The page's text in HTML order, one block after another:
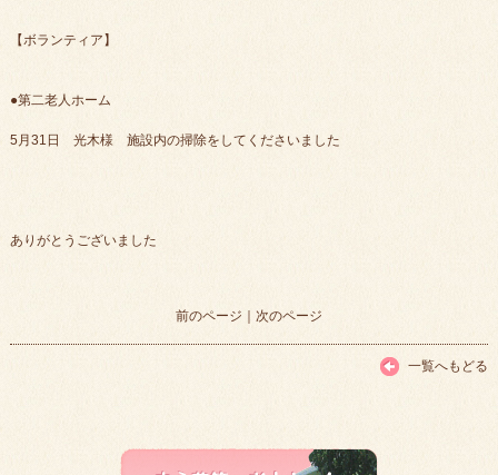
【ボランティア】
●第二老人ホーム
5月31日 光木様 施設内の掃除をしてくださいました
ありがとうございました
前のページ ｜ 次のページ
一覧へもどる